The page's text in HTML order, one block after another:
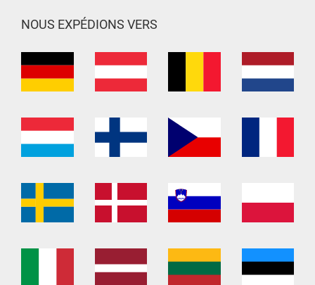
NOUS EXPÉDIONS VERS